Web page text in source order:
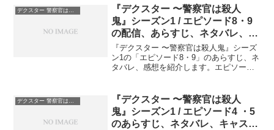
12のあらすじデクスターはルディがアイ
スト...
『デクスター 〜警察官は殺人
鬼』シーズン1 / エピソード8・9
の配信、あらすじ、ネタバレ、キ
ャスト、感想
『デクスター 〜警察官は殺人鬼』シーズ
ン1の「エピソード8・9」のあらすじ、ネ
タバレ、感想を紹介します。エピソード8
警察官は殺人鬼』シーズン1 / エピソード
8のあ...
デクスター 警察官は殺人鬼
『デクスター 〜警察官は殺人
鬼』シーズン1 / エピソード4 ・5
のあらすじ、ネタバレ、キャス